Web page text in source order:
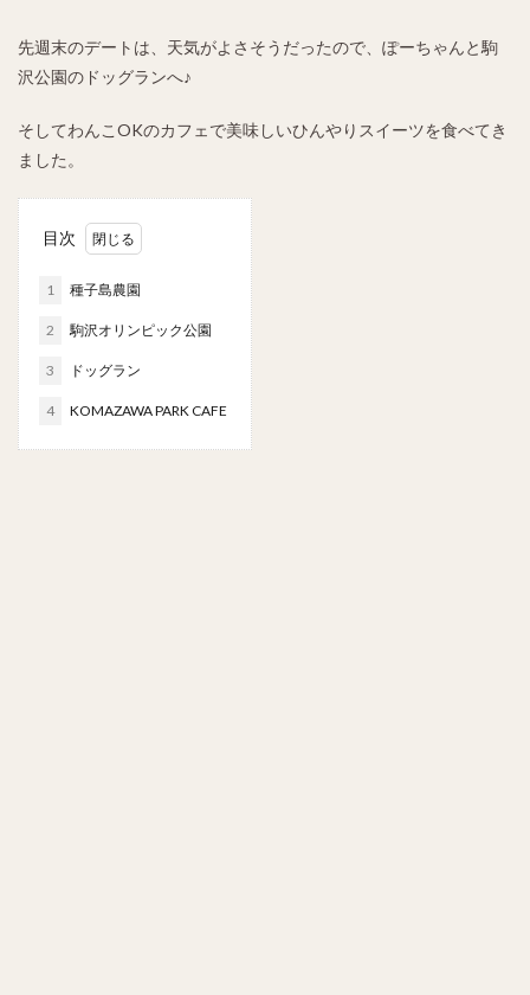
先週末のデートは、天気がよさそうだったので、ぽーちゃんと駒
沢公園のドッグランへ♪
そしてわんこOKのカフェで美味しいひんやりスイーツを食べてき
ました。
目次
1 種子島農園
2 駒沢オリンピック公園
3 ドッグラン
4 KOMAZAWA PARK CAFE